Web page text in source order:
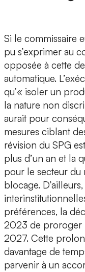
Si le commissaire
pu s’exprimer au
opposée à cette
automatique.
qu’« isoler un
la nature non
aurait pour
mesures ciblant
révision du SPG
plus d’un an et la
pour le secteur du
blocage.
préférences, la
2023 de proroger
2027. Cette
davantage de
parvenir à un